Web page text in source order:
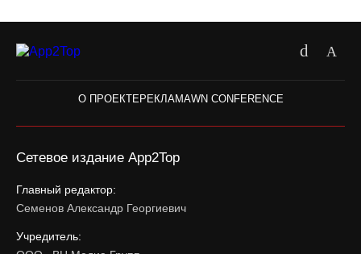
О ПРОЕКТЕРЕКЛАМАWN CONFERENCE
Сетевое издание App2Top
Главный редактор:
Семенов Александр Георгиевич
Учредитель: